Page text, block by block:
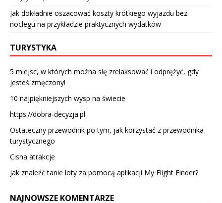
Jak dokładnie oszacować koszty krótkiego wyjazdu bez
noclegu na przykładzie praktycznych wydatków
TURYSTYKA
5 miejsc, w których można się zrelaksować i odprężyć, gdy
jesteś zmęczony!
10 najpiękniejszych wysp na świecie
https://dobra-decyzja.pl
Ostateczny przewodnik po tym, jak korzystać z przewodnika
turystycznego
Cisna atrakcje
Jak znaleźć tanie loty za pomocą aplikacji My Flight Finder?
NAJNOWSZE KOMENTARZE